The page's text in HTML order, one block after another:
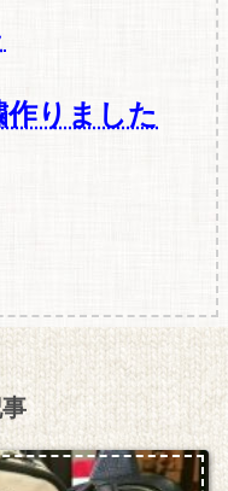
りました